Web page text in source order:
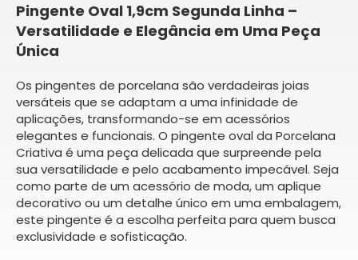
Pingente Oval 1,9cm Segunda Linha –
Versatilidade e Elegância em Uma Peça
Única
Os pingentes de porcelana são verdadeiras joias
versáteis que se adaptam a uma infinidade de
aplicações, transformando-se em acessórios
elegantes e funcionais. O pingente oval da Porcelana
Criativa é uma peça delicada que surpreende pela
sua versatilidade e pelo acabamento impecável. Seja
como parte de um acessório de moda, um aplique
decorativo ou um detalhe único em uma embalagem,
este pingente é a escolha perfeita para quem busca
exclusividade e sofisticação.